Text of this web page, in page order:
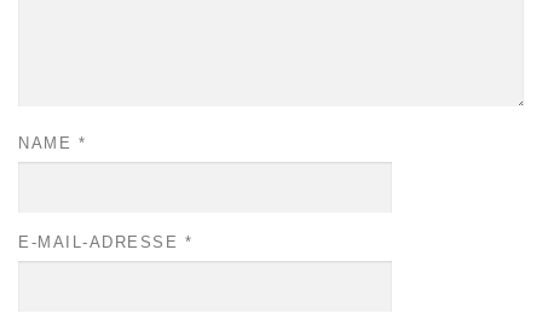
NAME *
E-MAIL-ADRESSE *